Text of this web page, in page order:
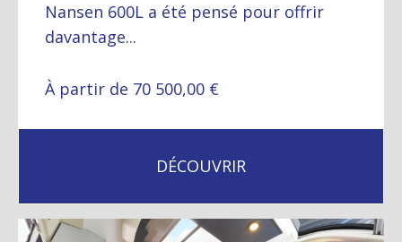
Nansen 600L a été pensé pour offrir
davantage...
À partir de 70 500,00 €
DÉCOUVRIR